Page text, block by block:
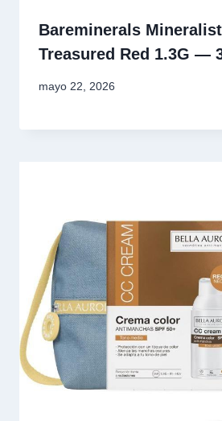
Bareminerals
Treasured Red 1.3G —
mayo 22, 2026